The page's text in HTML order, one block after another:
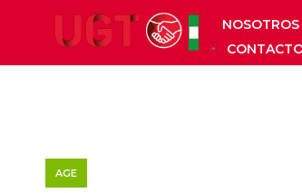
NOSOTROS
AGE